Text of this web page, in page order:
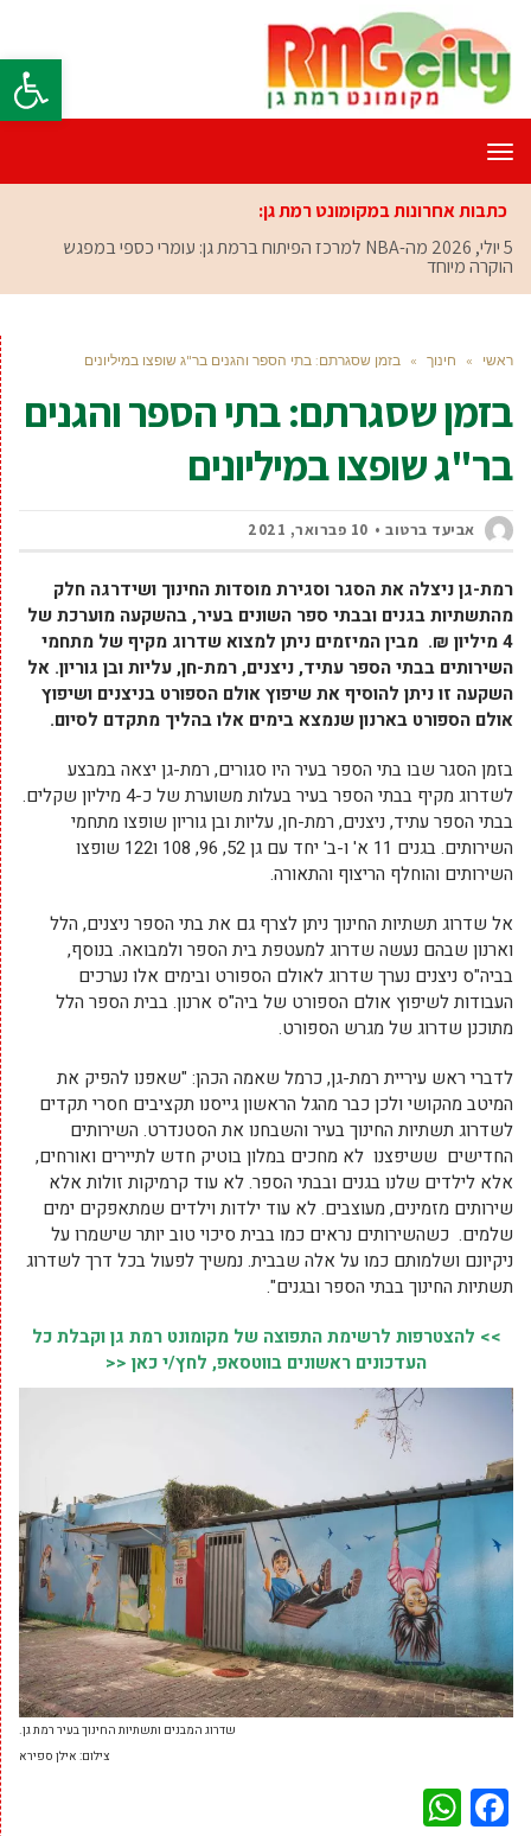
פתח
תפריט
כתבות אחרונות במקומונט רמת גן:
5 יולי, 2026
מה-NBA למרכז הפיתוח ברמת גן: עומרי כספי במפגש
הוקרה מיוחד
ראשי » חינוך » בזמן שסגרתם: בתי הספר והגנים בר"ג שופצו במיליונים
בזמן שסגרתם: בתי הספר והגנים
בר"ג שופצו במיליונים
אביעד ברטוב 10 פברואר, 2021
רמת-גן ניצלה את הסגר וסגירת מוסדות החינוך ושידרגה חלק
מהתשתיות בגנים ובבתי ספר השונים בעיר, בהשקעה מוערכת של
4 מיליון ₪. מבין המיזמים ניתן למצוא שדרוג מקיף של מתחמי
השירותים בבתי הספר עתיד, ניצנים, רמת-חן, עליות ובן גוריון. אל
השקעה זו ניתן להוסיף את שיפוץ אולם הספורט בניצנים ושיפוץ
אולם הספורט בארנון שנמצא בימים אלו בהליך מתקדם לסיום.
בזמן הסגר שבו בתי הספר בעיר היו סגורים, רמת-גן יצאה במבצע
לשדרוג מקיף בבתי הספר בעיר בעלות משוערת של כ-4 מיליון שקלים.
בבתי הספר עתיד, ניצנים, רמת-חן, עליות ובן גוריון שופצו מתחמי
השירותים. בגנים 11 א' ו-ב' יחד עם גן 52, 96, 108 ו122 שופצו
השירותים והוחלף הריצוף והתאורה.
אל שדרוג תשתיות החינוך ניתן לצרף גם את בתי הספר ניצנים, הלל
וארנון שבהם נעשה שדרוג למעטפת בית הספר ולמבואה. בנוסף,
בביה"ס ניצנים נערך שדרוג לאולם הספורט ובימים אלו נערכים
העבודות לשיפוץ אולם הספורט של ביה"ס ארנון. בבית הספר הלל
מתוכנן שדרוג של מגרש הספורט.
לדברי ראש עיריית רמת-גן, כרמל שאמה הכהן: "שאפנו להפיק את
המיטב מהקושי ולכן כבר מהגל הראשון גייסנו תקציבים חסרי תקדים
לשדרוג תשתיות החינוך בעיר והשבחנו את הסטנדרט. השירותים
החדישים ששיפצנו לא מחכים במלון בוטיק חדש לתיירים ואורחים,
אלא לילדים שלנו בגנים ובבתי הספר. לא עוד קרמיקות זולות אלא
שירותים מזמינים, מעוצבים. לא עוד ילדות וילדים שמתאפקים ימים
שלמים. כשהשירותים נראים כמו בבית סיכוי טוב יותר שישמרו על
ניקיונם ושלמותם כמו על אלה שבבית. נמשיך לפעול בכל דרך לשדרוג
תשתיות החינוך בבתי הספר ובגנים".
>> להצטרפות לרשימת התפוצה של מקומונט רמת גן וקבלת כל
העדכונים ראשונים בווטסאפ, לחץ/י כאן <<
שדרוג המבנים ותשתיות החינוך בעיר רמת גן.
צילום: אילן ספירא
Facebook